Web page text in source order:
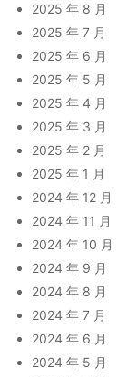
2025 年 8 月
2025 年 7 月
2025 年 6 月
2025 年 5 月
2025 年 4 月
2025 年 3 月
2025 年 2 月
2025 年 1 月
2024 年 12 月
2024 年 11 月
2024 年 10 月
2024 年 9 月
2024 年 8 月
2024 年 7 月
2024 年 6 月
2024 年 5 月